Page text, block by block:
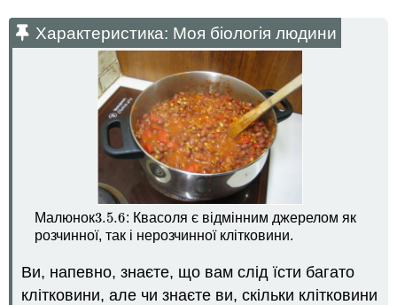
Характеристика: Моя біологія людини
Малюнок3.5.6
3.5.6: Квасоля є відмінним джерелом як
розчинної, так і нерозчинної клітковини.
Ви, напевно, знаєте, що вам слід їсти багато
клітковини, але чи знаєте ви, скільки клітковини